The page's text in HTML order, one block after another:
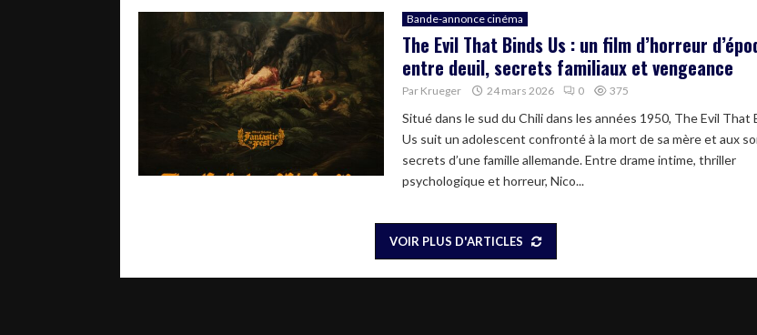
Bande-annonce cinéma
The Evil That Binds Us : un film d’horreur
entre deuil, secrets familiaux et vengeance
Par Krueger 24 mars 2026 0 375
Situé dans le sud du Chili dans les années 1950, The Evil That
Us suit un adolescent confronté à la mort de sa mère et aux
secrets d’une famille allemande. Entre drame intime, thriller
psychologique et horreur, Nico...
VOIR PLUS D'ARTICLES